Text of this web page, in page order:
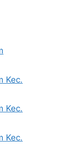
Kec.
Kec.
Kec.